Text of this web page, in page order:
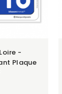
-
Plaque